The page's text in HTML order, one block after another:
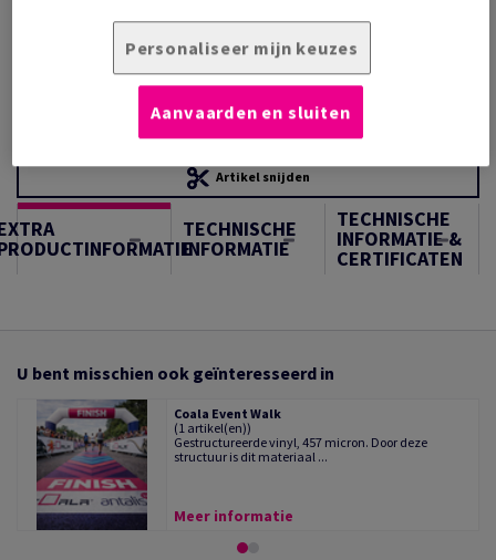
Artikel snijden
TECHNISCHE
INFORMATIE
TECHNISCHE
INFORMATIE &
CERTIFICATEN
U bent misschien ook geïnteresseerd in
Coala Event Walk
(1 artikel(en))
Gestructureerde vinyl, 457 micron. Door deze
structuur is dit materiaal ...
Meer informatie
Personaliseer mijn keuzes
Aanvaarden en sluiten